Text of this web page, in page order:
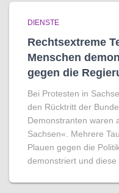
DIENSTE
Rechtsextreme
Menschen
gegen die
Bei Protesten in
den Rücktritt der
Demonstranten waren
Sachsen«. Mehrere
Plauen gegen die
demonstriert und diese